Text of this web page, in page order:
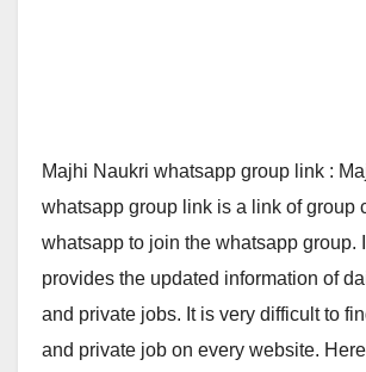
Majhi Naukri whatsapp group link :
whatsapp group link is a link of group
whatsapp to join the whatsapp group.
provides the updated information of
and private jobs. It is very difficult to
and private job on every website.